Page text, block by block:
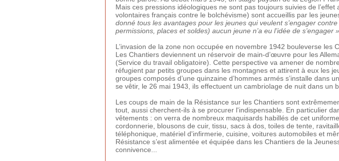
Mais ces pressions idéologiques ne sont pas toujours suivies de
volontaires français contre le bolchévisme) sont accueillis par les
donné tous les avantages pour les jeunes qui veulent s’engager
permissions, places et soldes) aucun jeune n’a eu l’idée de s’engager ».
L’invasion de la zone non occupée en novembre 1942 bouleverse
Les Chantiers deviennent un réservoir de main-d’œuvre pour les
(Service du travail obligatoire). Cette perspective va amener de
réfugient par petits groupes dans les montagnes et attirent à eux les
groupes composés d’une quinzaine d’hommes armés s’installe
se vêtir, le 26 mai 1943, ils effectuent un cambriolage de nuit dans un
Les coups de main de la Résistance sur les Chantiers sont
tout, aussi cherchent-ils à se procurer l'indispensable. En particulier
vêtements : on verra de nombreux maquisards habillés de cet
cordonnerie, blousons de cuir, tissu, sacs à dos, toiles de tente,
téléphonique, matériel d'infirmerie, cuisine, voitures automobiles et
Résistance s’est alimentée et équipée dans les Chantiers de la
connivence...